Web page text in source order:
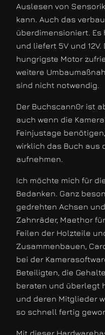
Auslesen von
kann. Auch das
überdimensioniert. Es
und liefert 5V und
hungrigste Motor
weitere
sind nicht notwendig.
Der Buchscann0r ist
auch wenn die
Feinjustage
wirklich das Buch aus
aufnehmen.
Ich möchte mich für
Bedanken. Ganz
gedrehten Achsen
Zahnräder, Maethor
Feilen der Holzteile
Zusammenbauen,
bei der
Beteiligten, die
beraten und überlegt
und deren Mitglieder
so schnell fertig